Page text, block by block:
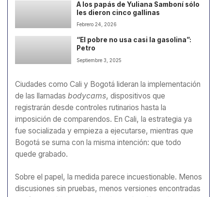
A los papás de Yuliana Samboní sólo
les dieron cinco gallinas
Febrero 24, 2026
“El pobre no usa casi la gasolina”:
Petro
Septiembre 3, 2025
Ciudades como Cali y Bogotá lideran la implementación
de las llamadas bodycams, dispositivos que
registrarán desde controles rutinarios hasta la
imposición de comparendos. En Cali, la estrategia ya
fue socializada y empieza a ejecutarse, mientras que
Bogotá se suma con la misma intención: que todo
quede grabado.
Sobre el papel, la medida parece incuestionable. Menos
discusiones sin pruebas, menos versiones encontradas